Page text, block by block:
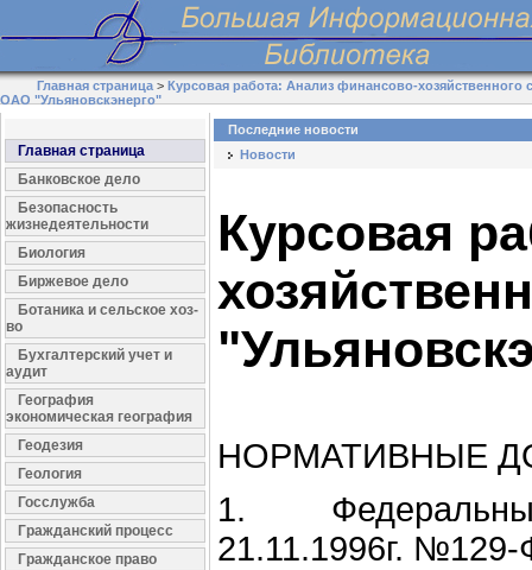
Главная страница >Курсовая работа: Анализ финансово-хозяйственного
ОАО "Ульяновскэнерго"
Главная страница
Банковское дело
Безопасность
жизнедеятельности
Биология
Биржевое дело
Ботаника и сельское хоз-
во
Бухгалтерский учет и
аудит
География
экономическая география
Геодезия
Геология
Госслужба
Гражданский процесс
Гражданское право
Последние новости
Новости
Курсовая
НОРМАТИВНЫЕ
1. Федеральный
21.11.1996г.